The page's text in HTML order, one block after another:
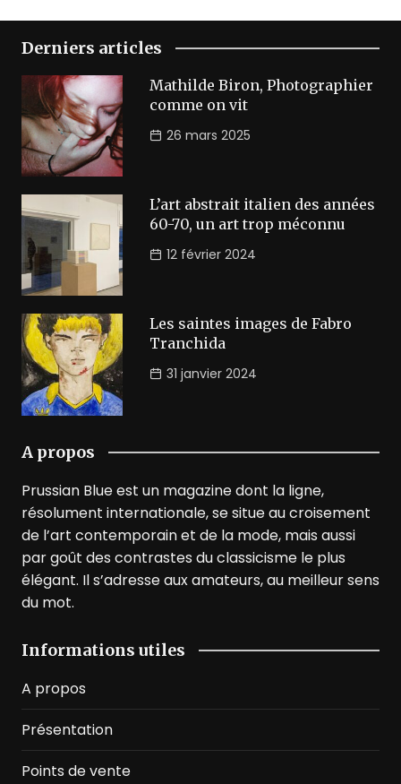
Derniers articles
Mathilde Biron, Photographier
comme on vit
26 mars 2025
L’art abstrait italien des années
60-70, un art trop méconnu
12 février 2024
Les saintes images de Fabro
Tranchida
31 janvier 2024
A propos
Prussian Blue est un magazine dont la ligne,
résolument internationale, se situe au croisement
de l’art contemporain et de la mode, mais aussi
par goût des contrastes du classicisme le plus
élégant. Il s’adresse aux amateurs, au meilleur sens
du mot.
Informations utiles
A propos
Présentation
Points de vente